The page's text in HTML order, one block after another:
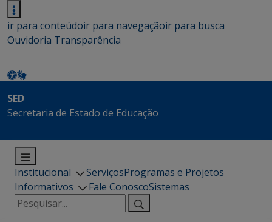
ir para conteúdoir para navegaçãoir para busca
Ouvidoria Transparência
SED
Secretaria de Estado de Educação
Institucional ServiçosProgramas e Projetos
Informativos
Fale ConoscoSistemas
Pesquisar
por: